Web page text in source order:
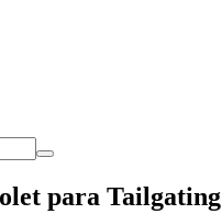
para Tailgating